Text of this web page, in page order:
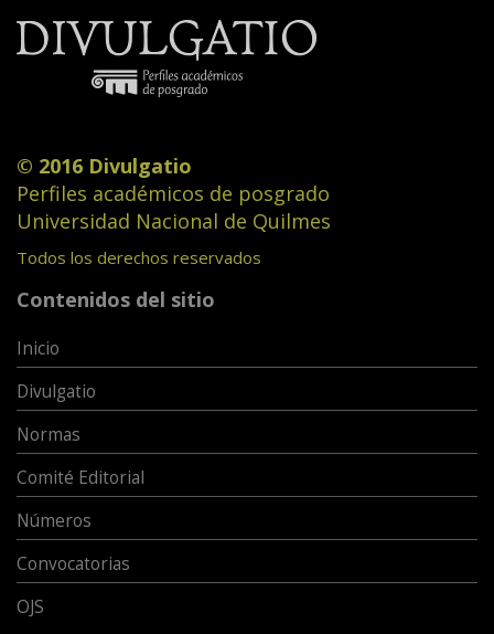
© 2016 Divulgatio
Perfiles académicos de posgrado
Universidad Nacional de Quilmes
Todos los derechos reservados
Contenidos del sitio
Inicio
Divulgatio
Normas
Comité Editorial
Números
Convocatorias
OJS